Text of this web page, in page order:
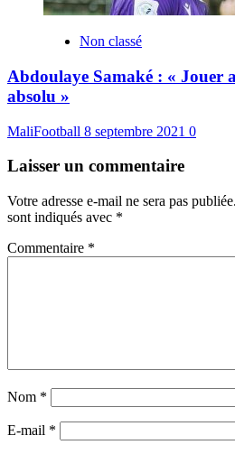
Non classé
Abdoulaye Samaké : « Jouer
absolu »
MaliFootball 8 septembre 2021 0
Laisser un commentaire
Votre adresse e-mail ne sera pas publiée.
sont indiqués avec *
Commentaire *
Nom *
E-mail *